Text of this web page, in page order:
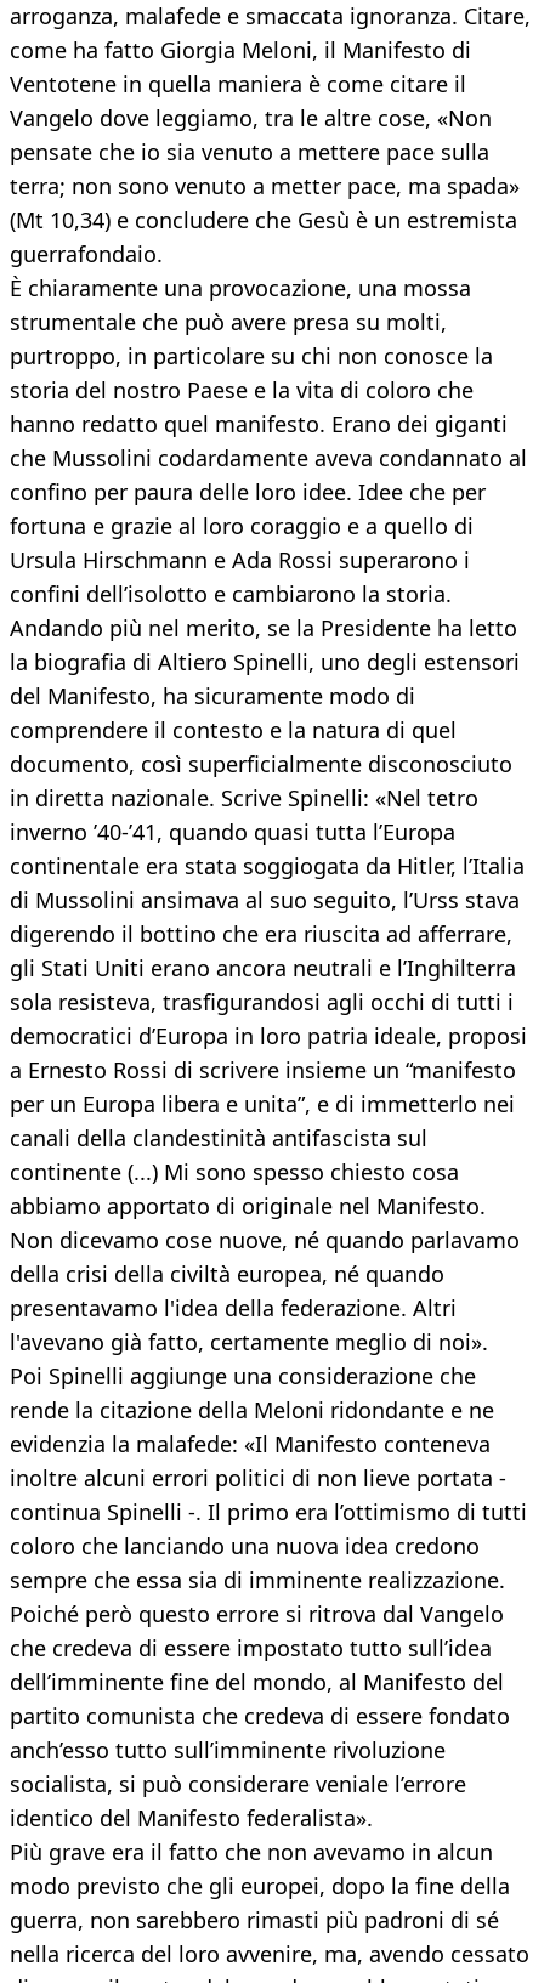
arroganza, malafede e smaccata ignoranza. Citare,
come ha fatto Giorgia Meloni, il Manifesto di
Ventotene in quella maniera è come citare il
Vangelo dove leggiamo, tra le altre cose, «Non
pensate che io sia venuto a mettere pace sulla
terra; non sono venuto a metter pace, ma spada»
(Mt 10,34) e concludere che Gesù è un estremista
guerrafondaio.
È chiaramente una provocazione, una mossa
strumentale che può avere presa su molti,
purtroppo, in particolare su chi non conosce la
storia del nostro Paese e la vita di coloro che
hanno redatto quel manifesto. Erano dei giganti
che Mussolini codardamente aveva condannato al
confino per paura delle loro idee. Idee che per
fortuna e grazie al loro coraggio e a quello di
Ursula Hirschmann e Ada Rossi superarono i
confini dell’isolotto e cambiarono la storia.
Andando più nel merito, se la Presidente ha letto
la biografia di Altiero Spinelli, uno degli estensori
del Manifesto, ha sicuramente modo di
comprendere il contesto e la natura di quel
documento, così superficialmente disconosciuto
in diretta nazionale. Scrive Spinelli: «Nel tetro
inverno ’40-’41, quando quasi tutta l’Europa
continentale era stata soggiogata da Hitler, l’Italia
di Mussolini ansimava al suo seguito, l’Urss stava
digerendo il bottino che era riuscita ad afferrare,
gli Stati Uniti erano ancora neutrali e l’Inghilterra
sola resisteva, trasfigurandosi agli occhi di tutti i
democratici d’Europa in loro patria ideale, proposi
a Ernesto Rossi di scrivere insieme un “manifesto
per un Europa libera e unita”, e di immetterlo nei
canali della clandestinità antifascista sul
continente (...) Mi sono spesso chiesto cosa
abbiamo apportato di originale nel Manifesto.
Non dicevamo cose nuove, né quando parlavamo
della crisi della civiltà europea, né quando
presentavamo l'idea della federazione. Altri
l'avevano già fatto, certamente meglio di noi».
Poi Spinelli aggiunge una considerazione che
rende la citazione della Meloni ridondante e ne
evidenzia la malafede: «Il Manifesto conteneva
inoltre alcuni errori politici di non lieve portata -
continua Spinelli -. Il primo era l’ottimismo di tutti
coloro che lanciando una nuova idea credono
sempre che essa sia di imminente realizzazione.
Poiché però questo errore si ritrova dal Vangelo
che credeva di essere impostato tutto sull’idea
dell’imminente fine del mondo, al Manifesto del
partito comunista che credeva di essere fondato
anch’esso tutto sull’imminente rivoluzione
socialista, si può considerare veniale l’errore
identico del Manifesto federalista».
Più grave era il fatto che non avevamo in alcun
modo previsto che gli europei, dopo la fine della
guerra, non sarebbero rimasti più padroni di sé
nella ricerca del loro avvenire, ma, avendo cessato